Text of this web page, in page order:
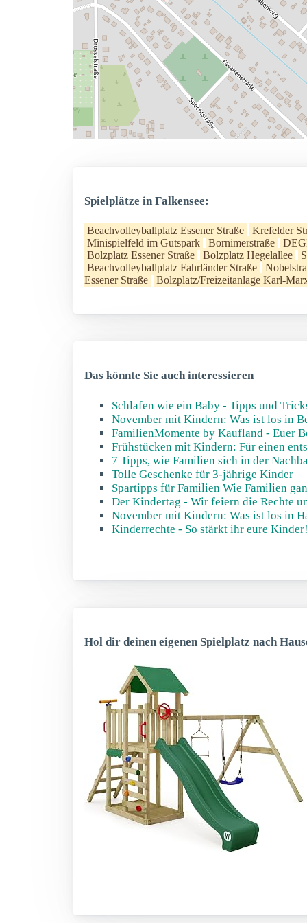
Spielplätze in Falkensee:
Beachvolleyballplatz Essener Straße
Krefelder
Minispielfeld im Gutspark
Bornimerstraße
Bolzplatz Essener Straße
Bolzplatz Hegelallee
Beachvolleyballplatz Fahrländer Straße
Essener Straße
Bolzplatz/Freizeitanlage Karl-
Das könnte Sie auch interessieren
Schlafen wie ein Baby - Tipps und
November mit Kindern: Was ist los in
FamilienMomente by Kaufland - Euer
Frühstücken mit Kindern: Für einen
7 Tipps, wie Familien sich in der
Tolle Geschenke für 3-jährige Kinder
Spartipps für Familien Wie Familien
Der Kindertag - Wir feiern die Rechte
November mit Kindern: Was ist los in
Kinderrechte - So stärkt ihr eure
Hol dir deinen eigenen Spielplatz nach